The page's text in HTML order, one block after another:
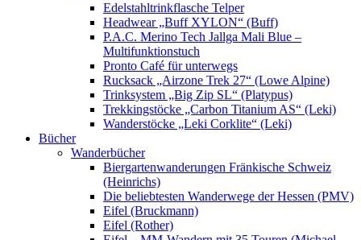
Edelstahltrinkflasche Telper
Headwear „Buff XYLON“ (Buff)
P.A.C. Merino Tech Jallga Mali Blue –
Multifunktionstuch
Pronto Café für unterwegs
Rucksack „Airzone Trek 27“ (Lowe Alpine)
Trinksystem „Big Zip SL“ (Platypus)
Trekkingstöcke „Carbon Titanium AS“ (Leki)
Wanderstöcke „Leki Corklite“ (Leki)
Bücher
Wanderbücher
Biergartenwanderungen Fränkische Schweiz
(Heinrichs)
Die beliebtesten Wanderwege der Hessen (PMV)
Eifel (Bruckmann)
Eifel (Rother)